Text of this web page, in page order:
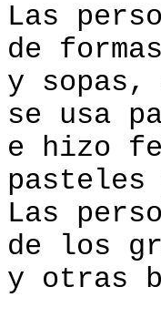
Las
de
y
se usa
e hizo
Las
de los
y otras